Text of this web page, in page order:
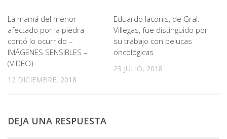
La mamá del menor
afectado por la piedra
contó lo ocurrido –
IMÁGENES SENSIBLES –
(VIDEO)
12 DICIEMBRE, 2018
Eduardo Iaconis, de Gral.
Villegas, fue distinguido por
su trabajo con pelucas
oncológicas
23 JULIO, 2018
DEJA UNA RESPUESTA